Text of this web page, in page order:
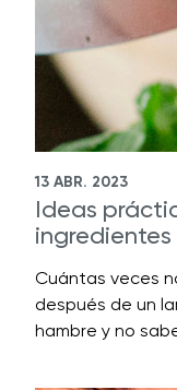
13 ABR. 2023
Ideas
Cuántas veces
después de un
hambre y no